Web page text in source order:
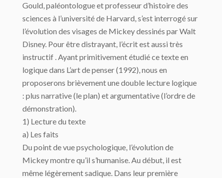
Gould, paléontologue et professeur d’histoire des
sciences à l’université de Harvard, s’est interrogé sur
l’évolution des visages de Mickey dessinés par Walt
Disney. Pour être distrayant, l’écrit est aussi très
instructif . Ayant primitivement étudié ce texte en
logique dans L’art de penser (1992), nous en
proposerons brièvement une double lecture logique
: plus narrative (le plan) et argumentative (l’ordre de
démonstration).
1) Lecture du texte
a) Les faits
Du point de vue psychologique, l’évolution de
Mickey montre qu’il s’humanise. Au début, il est
même légèrement sadique. Dans leur première